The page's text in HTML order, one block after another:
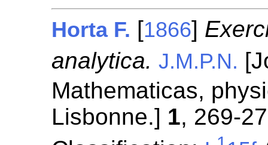
Horta F. [1866]
analytica. J.M.P.N.
Mathematicas,
Lisbonne.] 1, 269-